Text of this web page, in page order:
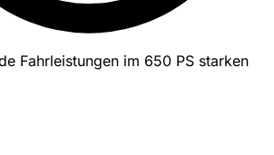
Fahrleistungen im 650 PS starken